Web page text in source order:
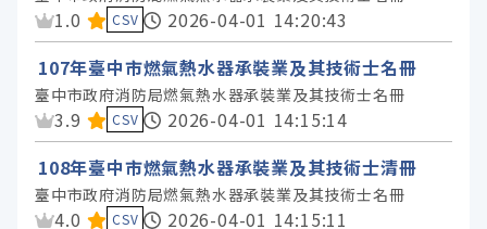
資料集評分：
1.0 CSV
2026-04-01 14:20:43
107年臺中市燃氣熱水器承裝業及其技術士名冊
臺中市政府消防局燃氣熱水器承裝業及其技術士名冊
資料集評分：
3.9 CSV
2026-04-01 14:15:14
108年臺中市燃氣熱水器承裝業及其技術士清冊
臺中市政府消防局燃氣熱水器承裝業及其技術士名冊
資料集評分：
4.0 CSV
2026-04-01 14:15:11